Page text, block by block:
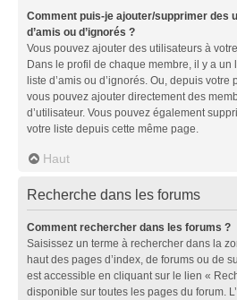
Comment puis-je ajouter/supprimer des
d’amis ou d’ignorés ?
Vous pouvez ajouter des utilisateurs à
Dans le profil de chaque membre, il y a un
liste d’amis ou d’ignorés. Ou, depuis votre
vous pouvez ajouter directement des
d’utilisateur. Vous pouvez également
votre liste depuis cette même page.
Haut
Recherche dans les forums
Comment rechercher dans les forums ?
Saisissez un terme à rechercher dans la
haut des pages d’index, de forums ou de
est accessible en cliquant sur le lien «
disponible sur toutes les pages du forum.